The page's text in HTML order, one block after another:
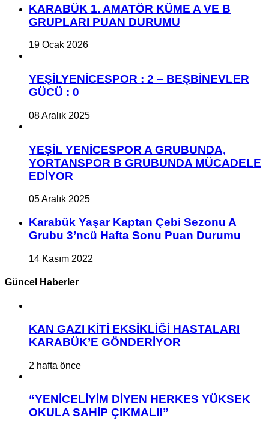
KARABÜK 1. AMATÖR KÜME A VE B
GRUPLARI PUAN DURUMU
19 Ocak 2026
YEŞİLYENİCESPOR : 2 – BEŞBİNEVLER
GÜCÜ : 0
08 Aralık 2025
YEŞİL YENİCESPOR A GRUBUNDA,
YORTANSPOR B GRUBUNDA MÜCADELE
EDİYOR
05 Aralık 2025
Karabük Yaşar Kaptan Çebi Sezonu A
Grubu 3’ncü Hafta Sonu Puan Durumu
14 Kasım 2022
Güncel Haberler
KAN GAZI KİTİ EKSİKLİĞİ HASTALARI
KARABÜK’E GÖNDERİYOR
2 hafta önce
“YENİCELİYİM DİYEN HERKES YÜKSEK
OKULA SAHİP ÇIKMALI!”